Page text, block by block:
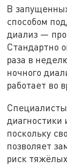
В
способом
диализ —
Стандартно
раза в
ночного
работает во
диагностики
поскольку
позволяет
риск